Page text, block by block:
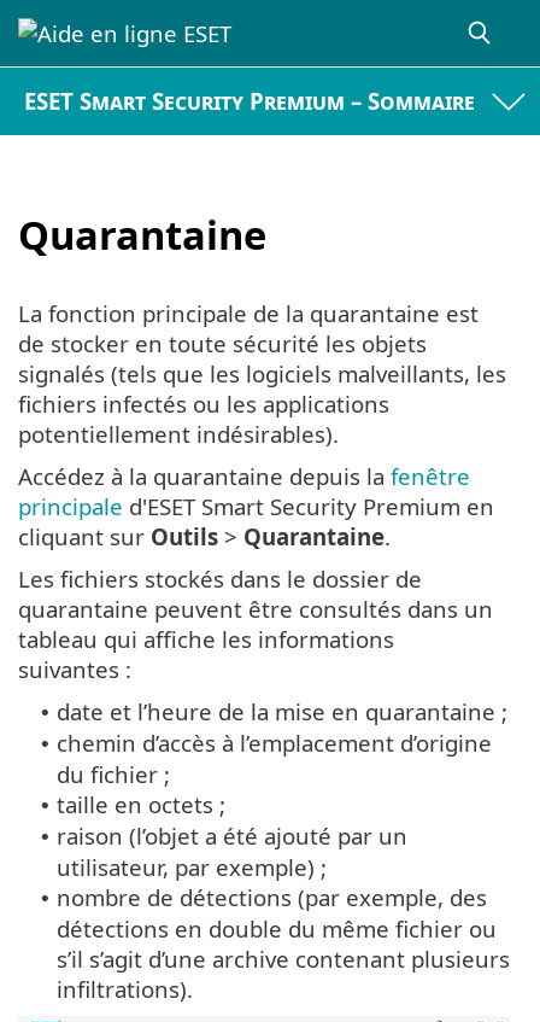
ESET Smart Security Premium – Sommaire
Quarantaine
La fonction principale de la quarantaine est
de stocker en toute sécurité les objets
signalés (tels que les logiciels malveillants, les
fichiers infectés ou les applications
potentiellement indésirables).
Accédez à la quarantaine depuis la fenêtre
principale d'ESET Smart Security Premium en
cliquant sur Outils > Quarantaine.
Les fichiers stockés dans le dossier de
quarantaine peuvent être consultés dans un
tableau qui affiche les informations
suivantes :
• date et l’heure de la mise en quarantaine ;
• chemin d’accès à l’emplacement d’origine
du fichier ;
• taille en octets ;
• raison (l’objet a été ajouté par un
utilisateur, par exemple) ;
• nombre de détections (par exemple, des
détections en double du même fichier ou
s’il s’agit d’une archive contenant plusieurs
infiltrations).